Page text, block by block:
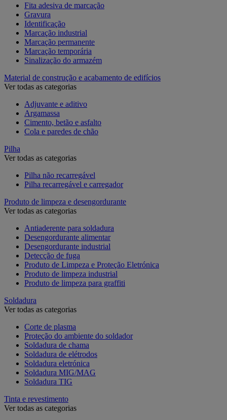
Fita adesiva de marcação
Gravura
Identificação
Marcação industrial
Marcação permanente
Marcação temporária
Sinalização do armazém
Material de construção e acabamento de edifícios
Ver todas as categorias
Adjuvante e aditivo
Argamassa
Cimento, betão e asfalto
Cola e paredes de chão
Pilha
Ver todas as categorias
Pilha não recarregável
Pilha recarregável e carregador
Produto de limpeza e desengordurante
Ver todas as categorias
Antiaderente para soldadura
Desengordurante alimentar
Desengordurante industrial
Detecção de fuga
Produto de Limpeza e Proteção Eletrónica
Produto de limpeza industrial
Produto de limpeza para graffiti
Soldadura
Ver todas as categorias
Corte de plasma
Proteção do ambiente do soldador
Soldadura de chama
Soldadura de elétrodos
Soldadura eletrónica
Soldadura MIG/MAG
Soldadura TIG
Tinta e revestimento
Ver todas as categorias